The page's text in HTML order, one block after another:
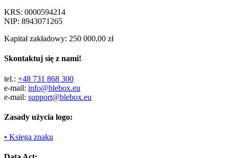
KRS: 0000594214
NIP: 8943071265
Kapitał zakładowy: 250 000,00 zł
Skontaktuj się z nami!
tel.: +48 731 868 300
e-mail: info@blebox.eu
e-mail: support@blebox.eu
Zasady użycia logo:
• Księga znaku